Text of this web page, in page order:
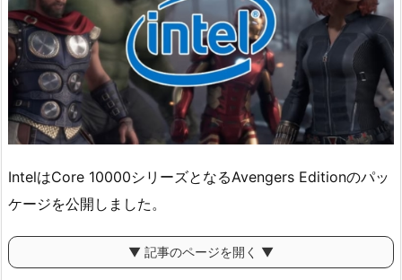
IntelはCore 10000シリーズとなるAvengers Editionのパッ
ケージを公開しました。
▼ 記事のページを開く ▼